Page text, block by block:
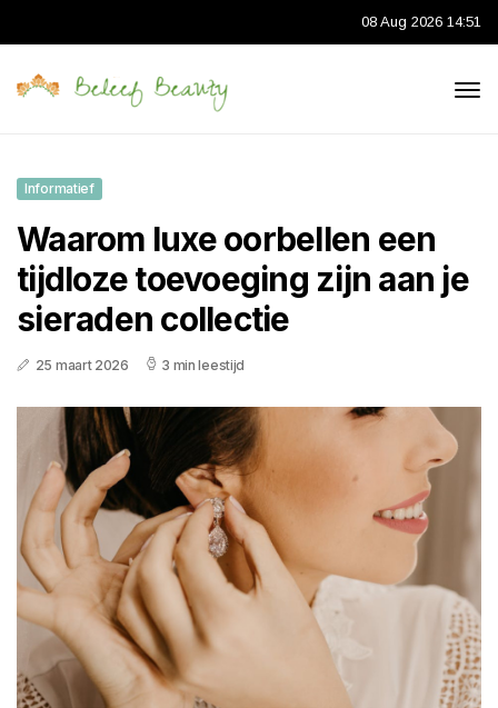
08 Aug 2026 14:51
Informatief
Waarom luxe oorbellen een
tijdloze toevoeging zijn aan je
sieraden collectie
25 maart 2026 3 min leestijd